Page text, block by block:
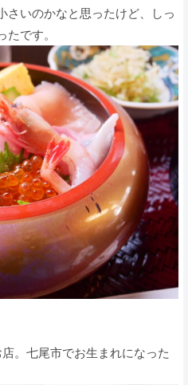
さいのかなと思ったけど、しっ
です。
。七尾市でお生まれになった